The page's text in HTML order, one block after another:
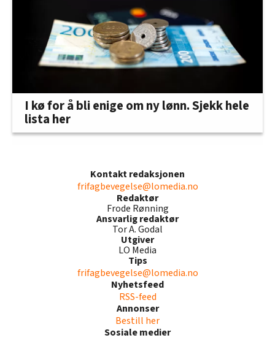
I kø for å bli enige om ny lønn. Sjekk hele
lista her
Kontakt redaksjonen
frifagbevegelse@lomedia.no
Redaktør
Frode Rønning
Ansvarlig redaktør
Tor A. Godal
Utgiver
LO Media
Tips
frifagbevegelse@lomedia.no
Nyhetsfeed
RSS-feed
Annonser
Bestill her
Sosiale medier